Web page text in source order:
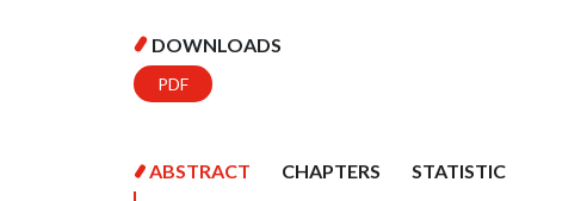
DOWNLOADS
PDF
ABSTRACT CHAPTERS
STATISTIC